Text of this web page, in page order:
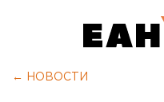
← НОВОСТИ